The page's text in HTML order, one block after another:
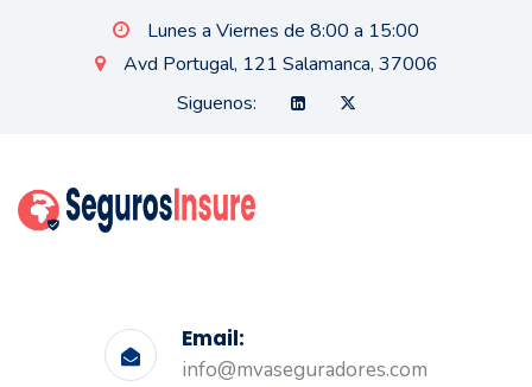
Lunes a Viernes de 8:00 a 15:00
Avd Portugal, 121 Salamanca, 37006
Siguenos:
Email:
info@mvaseguradores.com